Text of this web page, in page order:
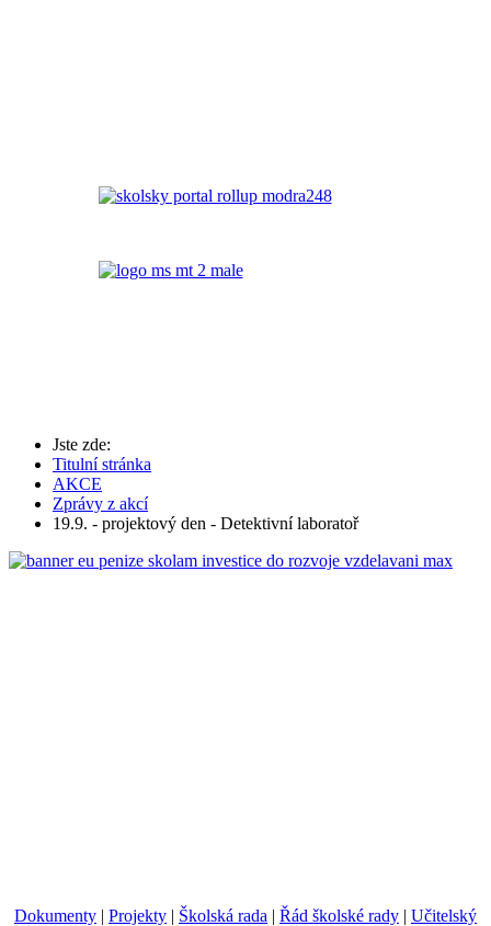
Jste zde:
Titulní stránka
AKCE
Zprávy z akcí
19.9. - projektový den - Detektivní laboratoř
Dokumenty | Projekty | Školská rada | Řád školské rady | Učitelský